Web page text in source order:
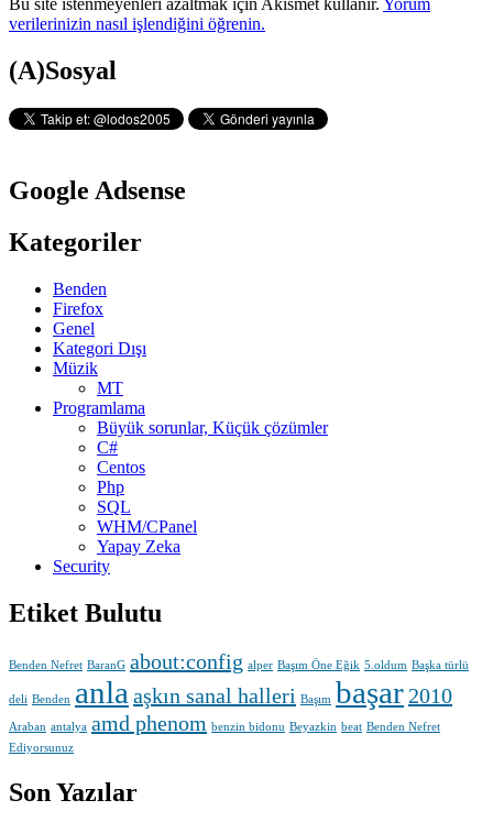
Bu site istenmeyenleri azaltmak için Akismet kullanır. Yorum
verilerinizin nasıl işlendiğini öğrenin.
Yan
(A)Sosyal
Google Adsense
Kategoriler
Benden
Firefox
Genel
Kategori Dışı
Müzik
MT
Programlama
Büyük sorunlar, Küçük çözümler
C#
Centos
Php
SQL
WHM/CPanel
Yapay Zeka
Security
Etiket Bulutu
Benden Nefret BaranG about:config alper Başım Öne Eğik 5.oldum Başka türlü
deli Benden anlaaşkın sanal halleri Başım başar2010
Araban antalya amd phenom benzin bidonu Beyazkin beat Benden Nefret
Ediyorsunuz
Son Yazılar